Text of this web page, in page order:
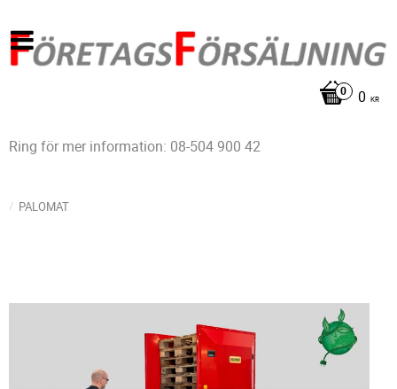
0 KR
Ring för mer information: 08-504 900 42
PALOMAT